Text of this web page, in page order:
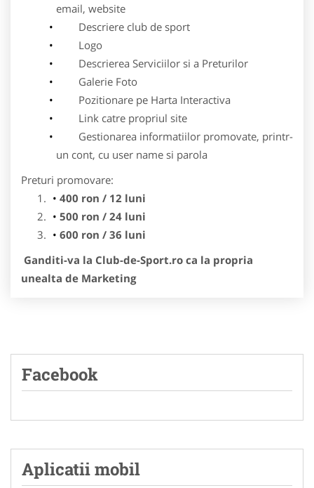
email, website
Descriere club de sport
Logo
Descrierea Serviciilor si a Preturilor
Galerie Foto
Pozitionare pe Harta Interactiva
Link catre propriul site
Gestionarea informatiilor promovate, printr-
un cont, cu user name si parola
Preturi promovare:
400 ron / 12 luni
500 ron / 24 luni
600 ron / 36 luni
Ganditi-va la Club-de-Sport.ro ca la propria
unealta de Marketing
Facebook
Aplicatii mobil